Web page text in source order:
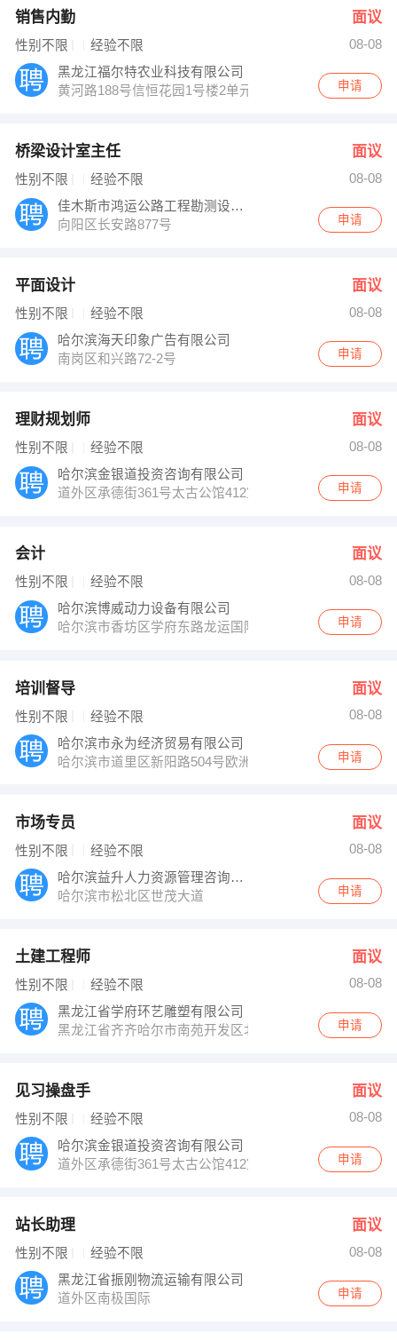
销售内勤 面议
性别不限 经验不限
08-08
黑龙江福尔特农业科技有限公司
黄河路188号信恒花园1号楼2单元501（会展中心对面）
申请
桥梁设计室主任 面议
性别不限 经验不限
08-08
佳木斯市鸿运公路工程勘测设计有限公司
向阳区长安路877号
申请
平面设计 面议
性别不限 经验不限
08-08
哈尔滨海天印象广告有限公司
南岗区和兴路72-2号
申请
理财规划师 面议
性别不限 经验不限
08-08
哈尔滨金银道投资咨询有限公司
道外区承德街361号太古公馆412室
申请
会计 面议
性别不限 经验不限
08-08
哈尔滨博威动力设备有限公司
哈尔滨市香坊区学府东路龙运国际汽配城A1-21号102国
申请
培训督导 面议
性别不限 经验不限
08-08
哈尔滨市永为经济贸易有限公司
哈尔滨市道里区新阳路504号欧洲新城佛D座3单元102室
申请
市场专员 面议
性别不限 经验不限
08-08
哈尔滨益升人力资源管理咨询有限公司
哈尔滨市松北区世茂大道
申请
土建工程师 面议
性别不限 经验不限
08-08
黑龙江省学府环艺雕塑有限公司
黑龙江省齐齐哈尔市南苑开发区北疆街20号邮政物流局四
申请
见习操盘手 面议
性别不限 经验不限
08-08
哈尔滨金银道投资咨询有限公司
道外区承德街361号太古公馆412室
申请
站长助理 面议
性别不限 经验不限
08-08
黑龙江省振刚物流运输有限公司
道外区南极国际
申请